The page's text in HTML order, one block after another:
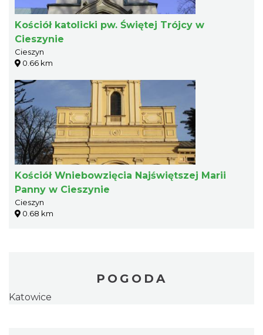
Kościół katolicki pw. Świętej Trójcy w
Cieszynie
Cieszyn
0.66 km
Kościół Wniebowzięcia Najświętszej Marii
Panny w Cieszynie
Cieszyn
0.68 km
POGODA
Katowice